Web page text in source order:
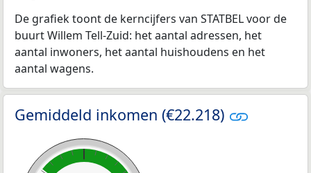
De grafiek toont de kerncijfers van STATBEL voor de
buurt Willem Tell-Zuid: het aantal adressen, het
aantal inwoners, het aantal huishoudens en het
aantal wagens.
Gemiddeld inkomen (€22.218)